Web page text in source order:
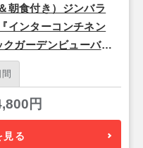
朝食付き）ジンバラ
インターコンチネン
ガーデンビューバル
ポール航空/名古屋
円
見る